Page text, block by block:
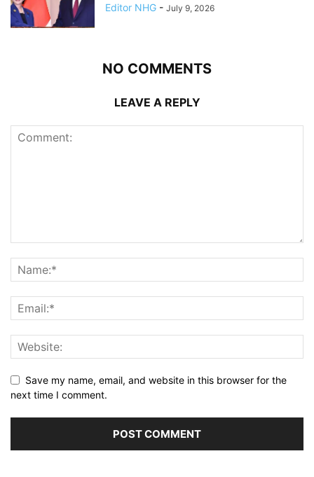
Editor NHG - July 9, 2026
NO COMMENTS
LEAVE A REPLY
Save my name, email, and website in this browser for the
next time I comment.